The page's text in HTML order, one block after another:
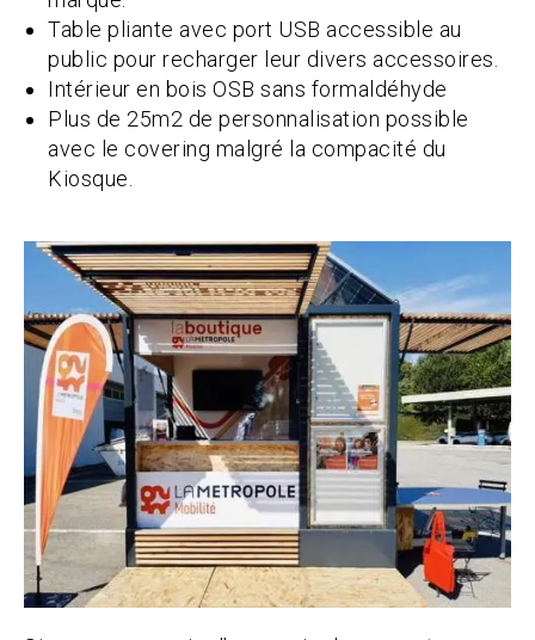
Table pliante avec port USB accessible au
public pour recharger leur divers accessoires.
Intérieur en bois OSB sans formaldéhyde
Plus de 25m2 de personnalisation possible
avec le covering malgré la compacité du
Kiosque.